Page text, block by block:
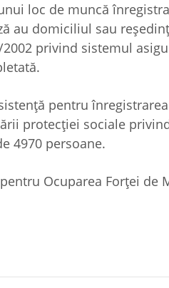
loc de muncă
au domiciliul sau
privind sistemul
pentru
protecţiei sociale
4970 persoane.
Ocuparea Forței de